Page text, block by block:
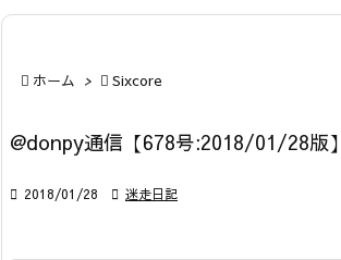
 ホーム >  Sixcore
@donpy通信【678号:2018/01/28版
 2018/01/28  迷走日記